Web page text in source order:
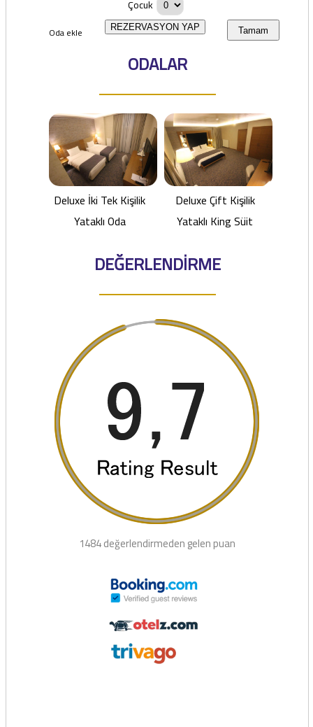
Çocuk
Oda ekle Tamam
REZERVASYON YAP
ODALAR
Deluxe İki Tek Kişilik
Yataklı Oda
Deluxe Çift Kişilik
Yataklı King Süit
DEĞERLENDİRME
1484 değerlendirmeden gelen puan